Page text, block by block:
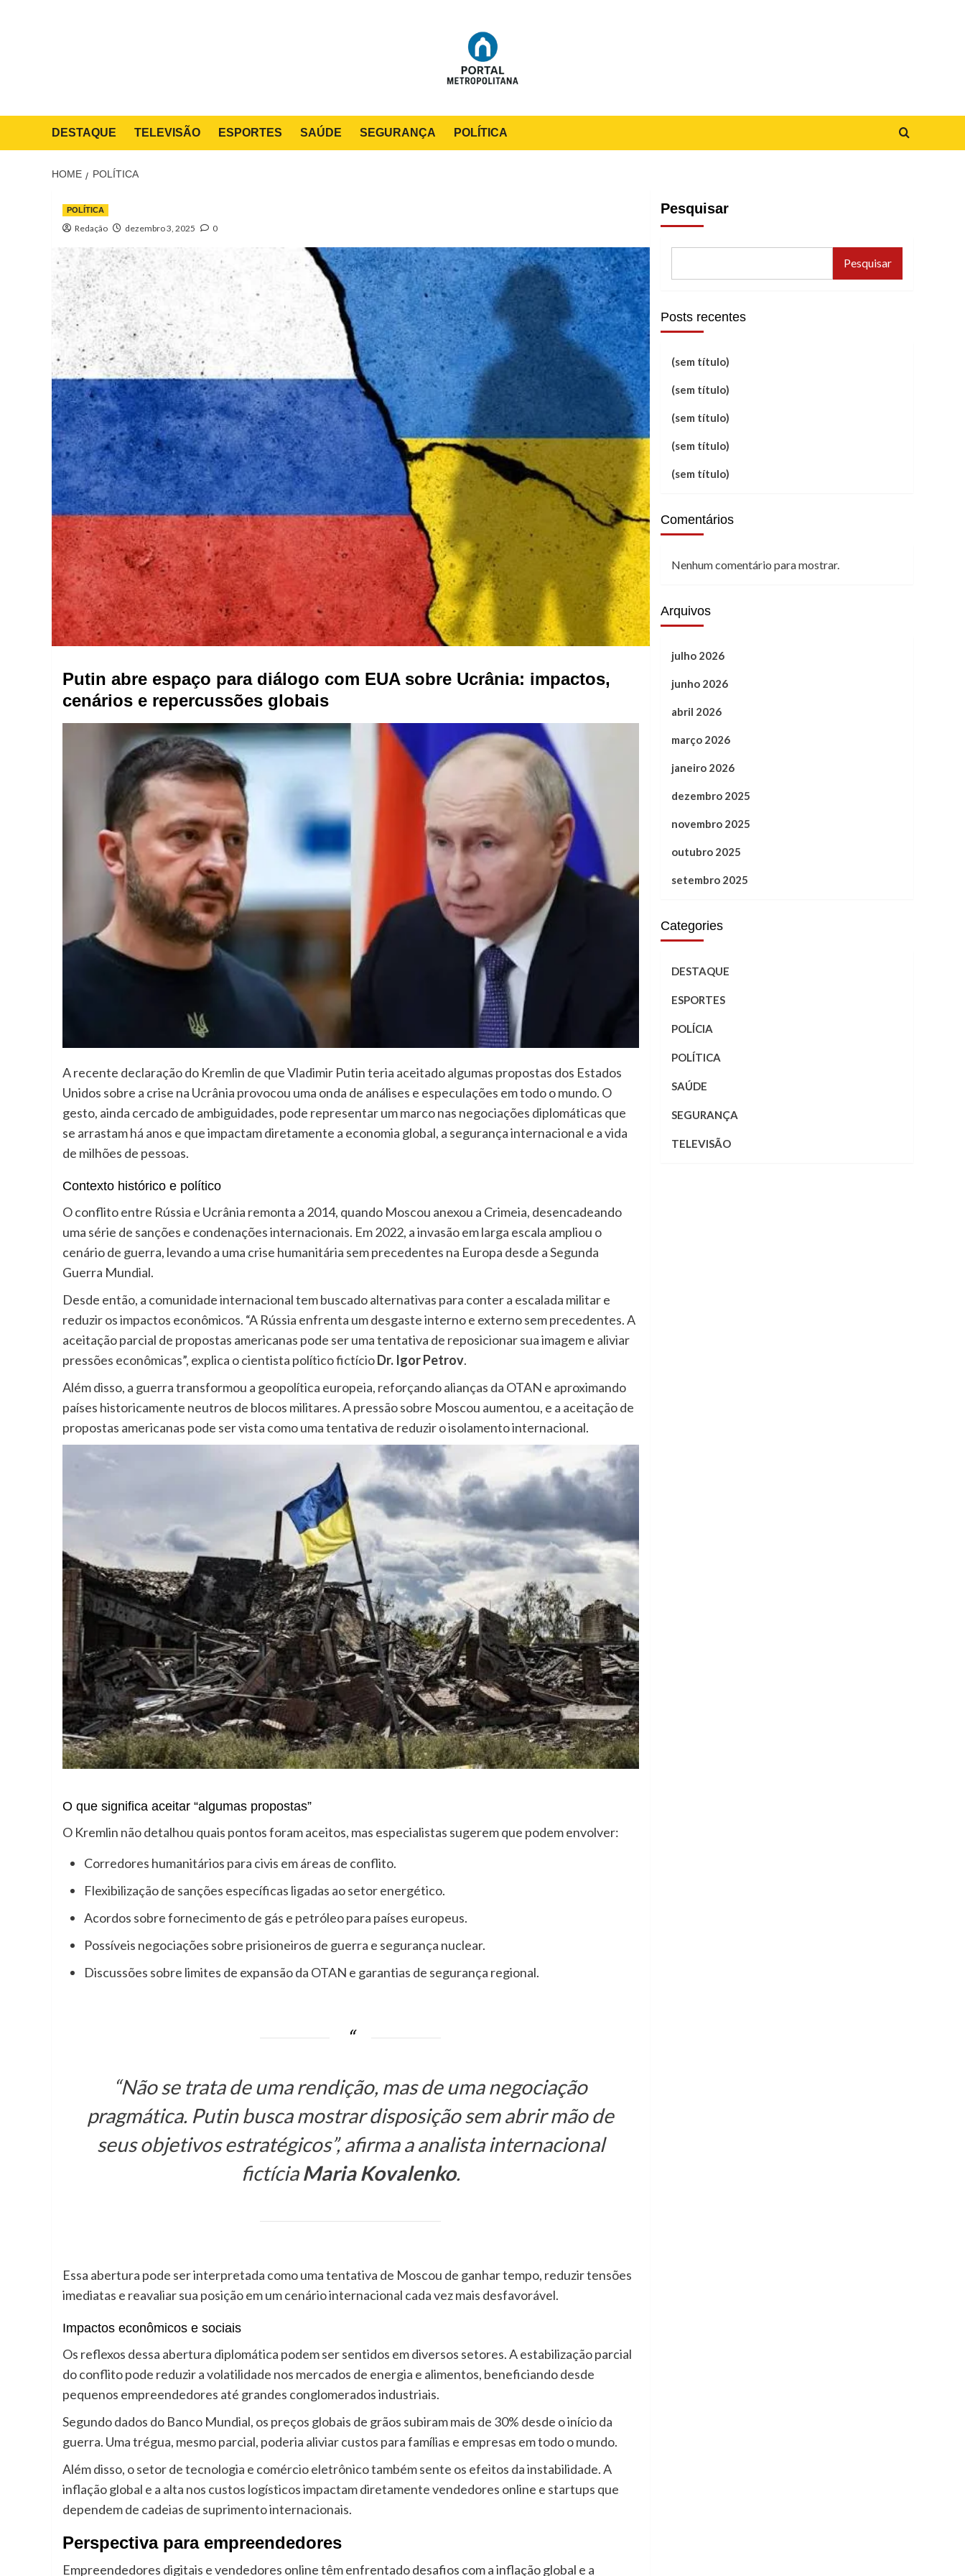
DESTAQUE TELEVISÃO ESPORTES SAÚDE SEGURANÇA POLÍTICA
HOME POLÍTICA
POLÍTICA
Redação dezembro 3, 2025 0
Putin abre espaço para diálogo com EUA sobre Ucrânia: impactos,
cenários e repercussões globais
A recente declaração do Kremlin de que Vladimir Putin teria aceitado algumas propostas dos Estados
Unidos sobre a crise na Ucrânia provocou uma onda de análises e especulações em todo o mundo. O
gesto, ainda cercado de ambiguidades, pode representar um marco nas negociações diplomáticas que
se arrastam há anos e que impactam diretamente a economia global, a segurança internacional e a vida
de milhões de pessoas.
Contexto histórico e político
O conflito entre Rússia e Ucrânia remonta a 2014, quando Moscou anexou a Crimeia, desencadeando
uma série de sanções e condenações internacionais. Em 2022, a invasão em larga escala ampliou o
cenário de guerra, levando a uma crise humanitária sem precedentes na Europa desde a Segunda
Guerra Mundial.
Desde então, a comunidade internacional tem buscado alternativas para conter a escalada militar e
reduzir os impactos econômicos. “A Rússia enfrenta um desgaste interno e externo sem precedentes. A
aceitação parcial de propostas americanas pode ser uma tentativa de reposicionar sua imagem e aliviar
pressões econômicas”, explica o cientista político fictícioDr. Igor Petrov.
Além disso, a guerra transformou a geopolítica europeia, reforçando alianças da OTAN e aproximando
países historicamente neutros de blocos militares. A pressão sobre Moscou aumentou, e a aceitação de
propostas americanas pode ser vista como uma tentativa de reduzir o isolamento internacional.
O que significa aceitar “algumas propostas”
O Kremlin não detalhou quais pontos foram aceitos, mas especialistas sugerem que podem envolver:
Corredores humanitários para civis em áreas de conflito.
Flexibilização de sanções específicas ligadas ao setor energético.
Acordos sobre fornecimento de gás e petróleo para países europeus.
Possíveis negociações sobre prisioneiros de guerra e segurança nuclear.
Discussões sobre limites de expansão da OTAN e garantias de segurança regional.
“Não se trata de uma rendição, mas de uma negociação
pragmática. Putin busca mostrar disposição sem abrir mão de
seus objetivos estratégicos”, afirma a analista internacional
fictíciaMaria Kovalenko.
Essa abertura pode ser interpretada como uma tentativa de Moscou de ganhar tempo, reduzir tensões
imediatas e reavaliar sua posição em um cenário internacional cada vez mais desfavorável.
Impactos econômicos e sociais
Os reflexos dessa abertura diplomática podem ser sentidos em diversos setores. A estabilização parcial
do conflito pode reduzir a volatilidade nos mercados de energia e alimentos, beneficiando desde
pequenos empreendedores até grandes conglomerados industriais.
Segundo dados do Banco Mundial, os preços globais de grãos subiram mais de 30% desde o início da
guerra. Uma trégua, mesmo parcial, poderia aliviar custos para famílias e empresas em todo o mundo.
Além disso, o setor de tecnologia e comércio eletrônico também sente os efeitos da instabilidade. A
inflação global e a alta nos custos logísticos impactam diretamente vendedores online e startups que
dependem de cadeias de suprimento internacionais.
Perspectiva para empreendedores
Empreendedores digitais e vendedores online têm enfrentado desafios com a inflação global e a
Pesquisar
Pesquisar
Posts recentes
(sem título)
(sem título)
(sem título)
(sem título)
(sem título)
Comentários
Nenhum comentário para mostrar.
Arquivos
julho 2026
junho 2026
abril 2026
março 2026
janeiro 2026
dezembro 2025
novembro 2025
outubro 2025
setembro 2025
Categories
DESTAQUE
ESPORTES
POLÍCIA
POLÍTICA
SAÚDE
SEGURANÇA
TELEVISÃO